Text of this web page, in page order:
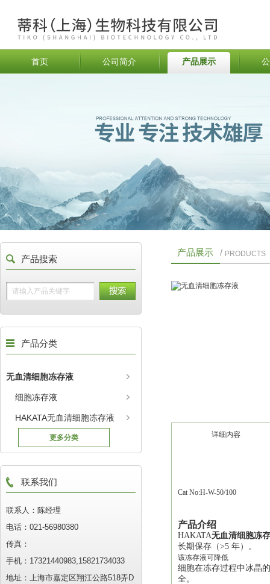
首页 公司简介 产品展示
产品搜索
产品分类
无血清细胞冻存液
细胞冻存液
HAKATA无血清细胞冻存液
更多分类
联系我们
联系人：陈经理
电话：021-56980380
传真：
手机：17321440983,15821734033
地址：上海市嘉定区翔江公路518弄D
产品展示 / PRODUCTS
详细内容
Cat No:H-W-50/100
产品介绍
HAKATA无血清细胞冻
长期保存（>5 年）。
该冻存液可降低
细胞在冻存过程中冰晶
全。